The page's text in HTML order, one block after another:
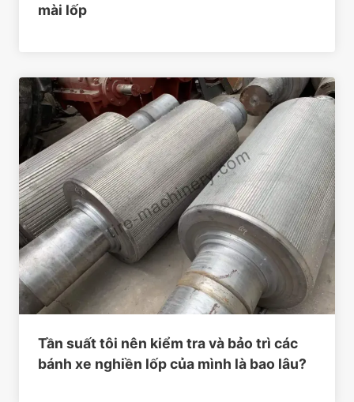
mài lốp
Tần suất tôi nên kiểm tra và bảo trì các
bánh xe nghiền lốp của mình là bao lâu?